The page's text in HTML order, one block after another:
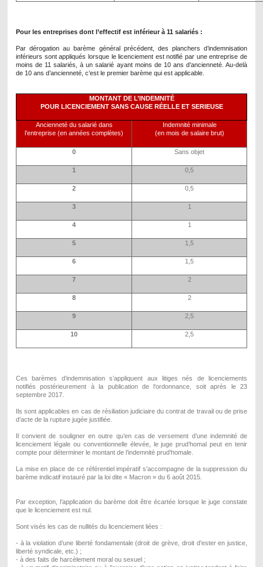
Pour les entreprises dont l’effectif est inférieur à 11 salariés :
Par dérogation au barème général précédent, des planchers d’indemnisation
inférieurs sont appliqués lorsque le licenciement est notifié par une entreprise de
moins de 11 salariés , à un salarié ayantmoins de 10 ans d’ancienneté . Au-delà
de 10 ans d’ancienneté, c’est le premier barème qui est applicable.
MONTANT DE L’INDEMNITÉ
POUR LICENCIEMENT SANS CAUSE RÉELLE ET SERIEUSE
Ancienneté du salarié dans
l’entreprise (en années complètes)
Indemnité minimale
(en mois de salaire brut)
0 Sans objet
1 0,5
2 0,5
3 1
4 1
5 1,5
6 1,5
7 2
8 2
9 2,5
10 2,5
Ces barèmes d’indemnisation s’appliquent aux litiges nés de licenciements
notifiés postérieurement à la publication de l’ordonnance, soit après le 23
septembre 2017.
Ils sont applicables en cas de résiliation judiciaire du contrat de travail ou de prise
d’acte de la rupture jugée justifiée.
Il convient de souligner en outre qu’en cas de versement d’une indemnité de
licenciement légale ou conventionnelle élevée, le juge prud’homalpeut en tenir
compte pour déterminer le montant de l’indemnité prud’homale.
La mise en place de ce référentiel impératif s’accompagne de la suppression du
barème indicatif instauré par la loi dite « Macron » du 6 août 2015.
Par exception, l’application du barème doit être écartée lorsque le juge constate
que le licenciement est nul.
Sont visés les cas de nullités du licenciement liées :
- à la violation d’une liberté fondamentale (droit de grève, droit d’ester en justice,
liberté syndicale, etc.) ;
- à des faits de harcèlement moral ou sexuel ;